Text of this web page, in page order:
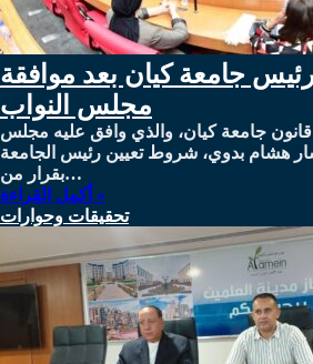
جامعة كيان بعد موافقة
مجلس النواب
المادة 15 من قانون جامعة كيان، والذي وافق عليه مجلس
هشام بدوي، شروط تعيين رئيس الجامعة
بقرار من…
أكمل القراءة »
تحقيقات وحوارات